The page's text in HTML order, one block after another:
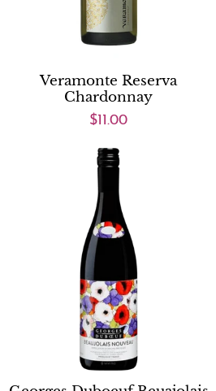
Veramonte Reserva
Chardonnay
$11.00